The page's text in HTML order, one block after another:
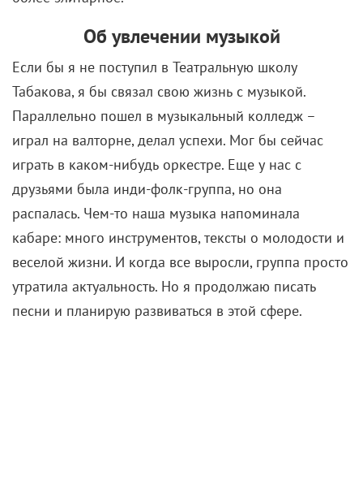
Табакова, я бы связал свою жизнь с музыкой.
Параллельно пошел в музыкальный колледж –
играл на валторне, делал успехи. Мог бы сейчас
играть в каком-нибудь оркестре. Еще у нас с
друзьями была инди-фолк-группа, но она
распалась. Чем-то наша музыка напоминала
кабаре: много инструментов, тексты о молодости и
веселой жизни. И когда все выросли, группа просто
утратила актуальность. Но я продолжаю писать
песни и планирую развиваться в этой сфере.